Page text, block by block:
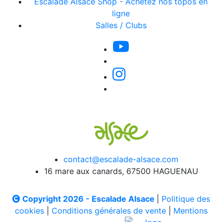
ligne
Salles / Clubs
contact@escalade-alsace.com
16 mare aux canards, 67500 HAGUENAU
Copyright 2026 - Escalade Alsace
Politique des
cookies| Conditions générales de vente| Mentions